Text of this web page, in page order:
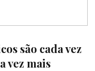
são cada vez
vez mais